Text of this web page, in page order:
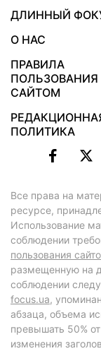
ДЛИННЫЙ
О НАС
ПРАВИЛА
ПОЛЬЗОВАНИЯ
САЙТОМ
ПОЛИТИКА
Все права на
ресурсе,
Использование
соблюдении
пользования
размещенную на
соблюдении
focus.ua,
абзаца, объема
превышать 50%
изменения